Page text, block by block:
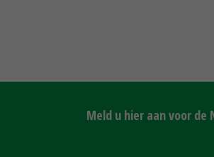
Meld u hier aan voor